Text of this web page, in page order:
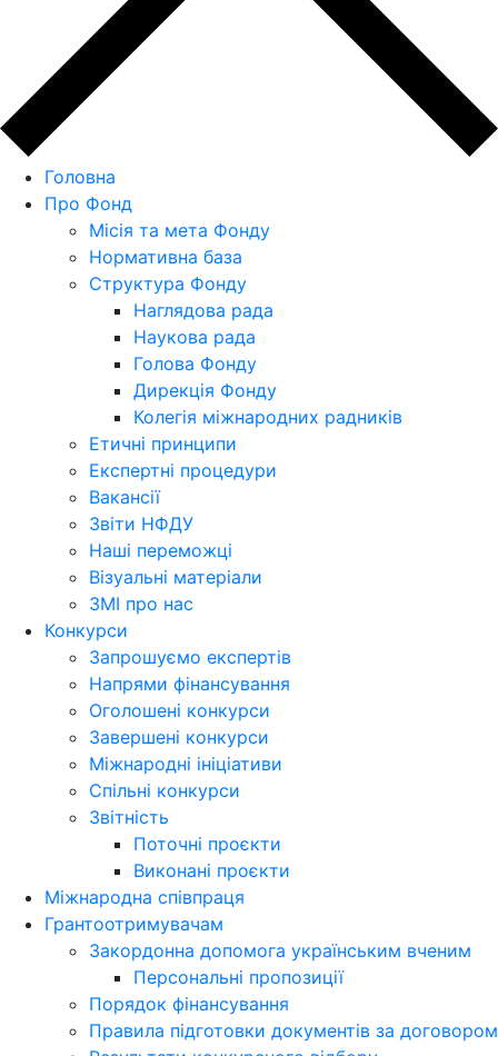
Головна
Про Фонд
Місія та мета Фонду
Нормативна база
Структура Фонду
Наглядова рада
Наукова рада
Голова Фонду
Дирекція Фонду
Колегія міжнародних радників
Етичні принципи
Експертні процедури
Вакансії
Звіти НФДУ
Наші переможці
Візуальні матеріали
ЗМІ про нас
Конкурси
Запрошуємо експертів
Напрями фінансування
Оголошені конкурси
Завершені конкурси
Міжнародні ініціативи
Спільні конкурси
Звітність
Поточні проєкти
Виконані проєкти
Міжнародна співпраця
Грантоотримувачам
Закордонна допомога українським вченим
Персональні пропозиції
Порядок фінансування
Правила підготовки документів за договором